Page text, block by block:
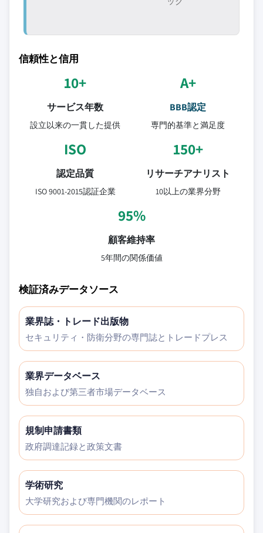
信頼性と信用
10+
サービス年数
設立以来の一貫した提供
A+
BBB認定
専門的基準と満足度
ISO
認定品質
ISO 9001-2015認証企業
150+
リサーチアナリスト
10以上の業界分野
95%
顧客維持率
5年間の関係価値
検証済みデータソース
業界誌・トレード出版物
セキュリティ・防衛分野の専門誌とトレードプレス
業界データベース
独自および第三者市場データベース
規制申請書類
政府調達記録と政策文書
学術研究
大学研究および専門機関のレポート